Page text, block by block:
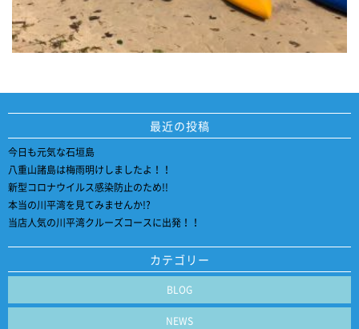
最近の投稿
今日も元気な石垣島
八重山諸島は梅雨明けしましたよ！！
新型コロナウイルス感染防止のため!!
本当の川平湾を見てみませんか!?
当店人気の川平湾クルーズコースに出発！！
カテゴリー
BLOG
NEWS